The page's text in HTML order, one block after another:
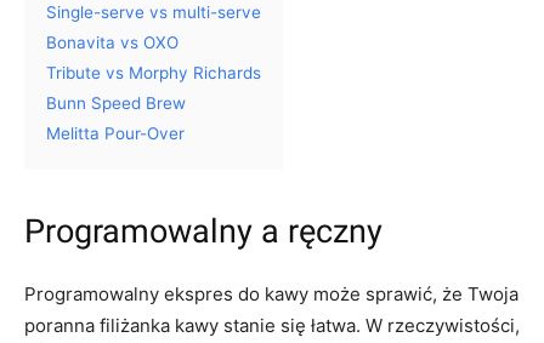
Single-serve vs multi-serve
Bonavita vs OXO
Tribute vs Morphy Richards
Bunn Speed Brew
Melitta Pour-Over
Programowalny a ręczny
Programowalny ekspres do kawy może sprawić, że Twoja
poranna filiżanka kawy stanie się łatwa. W rzeczywistości,